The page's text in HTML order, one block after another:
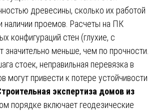
древесины, сколько их работой
наличии проемов. Расчеты на ПК
конфигураций стен (глухие, с
меньше, чем по прочности.
стоек, неправильная перевязка в
могут привести к потере устойчивости
экспертиза домов из
порядке включает геодезические